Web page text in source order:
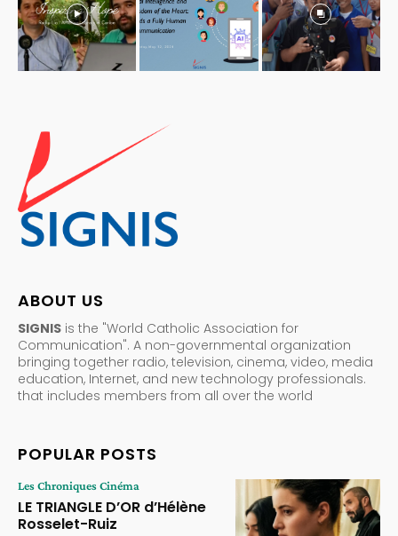
ABOUT US
SIGNIS is the "World Catholic Association for
Communication". A non-governmental organization
bringing together radio, television, cinema, video, media
education, Internet, and new technology professionals.
that includes members from all over the world
POPULAR POSTS
Les Chroniques Cinéma
LE TRIANGLE D’OR d’Hélène
Rosselet-Ruiz